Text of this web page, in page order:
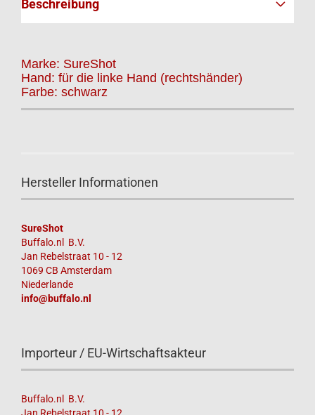
Beschreibung
Marke: SureShot
Hand: für die linke Hand (rechtshänder)
Farbe: schwarz
Hersteller Informationen
SureShot
Buffalo.nl B.V.
Jan Rebelstraat 10 - 12
1069 CB Amsterdam
Niederlande
info@buffalo.nl
Importeur / EU-Wirtschaftsakteur
Buffalo.nl B.V.